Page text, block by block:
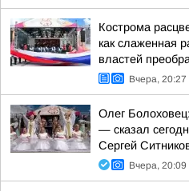
Кострома
как слаженная
властей
Вчера, 20:27
Олег
— сказал
Сергей
Вчера, 20:09